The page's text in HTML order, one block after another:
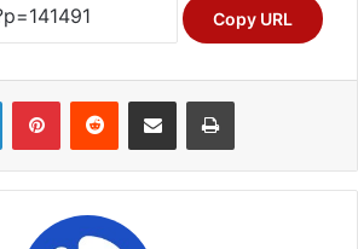
Copy URL
LinkedInPinterestReddit Share via Email Print